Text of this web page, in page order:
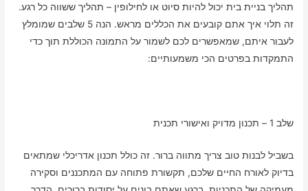
תהליך בניית בית יכול להיות סיוט או לחילופין – תהליך ששווה כל רגע.
זה תלוי איך אתם קובעים את הכללים מראש. הנה 5 שלבים שמומלץ
לעבור איתם, שמאפשרים לכם לשמור על התמונה הכוללת תוך כדי
התמקדות בפרטים הכי משמעותיים:
שלב 1 – תכנון מדויק ואישורי תכנית
בשביל לבנות טוב צריך מתווה ברור. זה כולל תכנון אדריכלי שמתאים
בדיוק לאורח החיים שלכם, תקשורת פתוחה עם המתכננים וסקירה